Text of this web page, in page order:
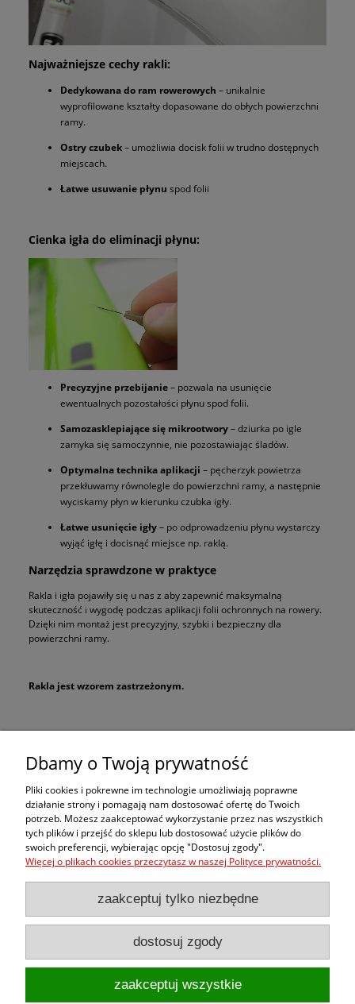
Najważniejsze cechy rakli:
Dedykowana do ram rowerowych – unikalnie
wyprofilowane kształty dopasowane do obłych powierzchni
ramy.
Ostry czubek– umożliwia docisk folii w trudno dostępnych
miejscach.
Łatwe usuwanie płynu spod folii
Cienka igła do eliminacji płynu:
Precyzyjne przebijanie– pozwala na usunięcie
ewentualnych pozostałości płynu spod folii.
Samozasklepiające się mikrootwory– dziurka po igle
zamyka się samoczynnie, nie pozostawiając śladów.
Optymalna technika aplikacji – pęcherzyk powietrza
przekłuwamy równolegle do powierzchni ramy, a następnie
wyciskamy płyn w kierunku czubka igły.
Łatwe usunięcie igły– po odprowadzeniu płynu wystarczy
wyjąć igłę i docisnąć miejsce np. raklą.
Narzędzia sprawdzone w praktyce
Rakla i igła pojawiły się u nas z aby zapewnić maksymalną
skuteczność i wygodę podczas aplikacji folii ochronnych na rowery.
Dzięki nim montaż jest precyzyjny, szybki i bezpieczny dla
powierzchni ramy.
Rakla jest wzorem zastrzeżonym.
Pomoc
Moje konto
Informacje
pokaż pełną wersję strony
Sklep internetowy Shoper.pl
Dbamy o Twoją prywatność
Pliki cookies i pokrewne im technologie umożliwiają poprawne
działanie strony i pomagają nam dostosować ofertę do Twoich
potrzeb. Możesz zaakceptować wykorzystanie przez nas wszystkich
tych plików i przejść do sklepu lub dostosować użycie plików do
swoich preferencji, wybierając opcję "Dostosuj zgody".
Więcej o plikach cookies przeczytasz w naszej Polityce prywatności.
zaakceptuj tylko niezbędne
dostosuj zgody
zaakceptuj wszystkie